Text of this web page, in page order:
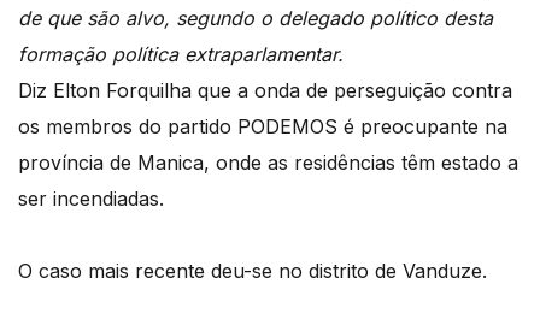
de que são alvo, segundo o delegado político desta
formação política extraparlamentar.
Diz Elton Forquilha que a onda de perseguição contra
os membros do partido PODEMOS é preocupante na
província de Manica, onde as residências têm estado a
ser incendiadas.
O caso mais recente deu-se no distrito de Vanduze.